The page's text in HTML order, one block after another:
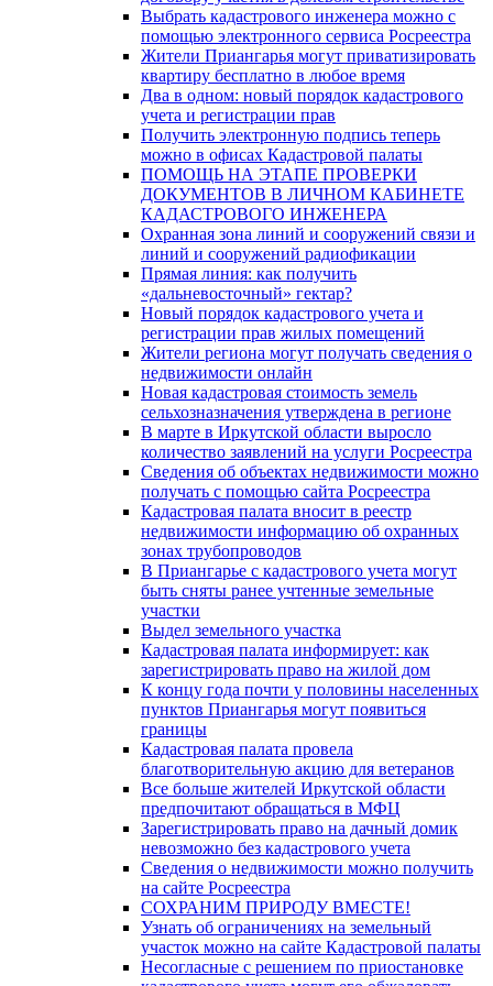
Выбрать кадастрового инженера можно с
помощью электронного сервиса Росреестра
Жители Приангарья могут приватизировать
квартиру бесплатно в любое время
Два в одном: новый порядок кадастрового
учета и регистрации прав
Получить электронную подпись теперь
можно в офисах Кадастровой палаты
ПОМОЩЬ НА ЭТАПЕ ПРОВЕРКИ
ДОКУМЕНТОВ В ЛИЧНОМ КАБИНЕТЕ
КАДАСТРОВОГО ИНЖЕНЕРА
Охранная зона линий и сооружений связи и
линий и сооружений радиофикации
Прямая линия: как получить
«дальневосточный» гектар?
Новый порядок кадастрового учета и
регистрации прав жилых помещений
Жители региона могут получать сведения о
недвижимости онлайн
Новая кадастровая стоимость земель
сельхозназначения утверждена в регионе
В марте в Иркутской области выросло
количество заявлений на услуги Росреестра
Сведения об объектах недвижимости можно
получать с помощью сайта Росреестра
Кадастровая палата вносит в реестр
недвижимости информацию об охранных
зонах трубопроводов
В Приангарье с кадастрового учета могут
быть сняты ранее учтенные земельные
участки
Выдел земельного участка
Кадастровая палата информирует: как
зарегистрировать право на жилой дом
К концу года почти у половины населенных
пунктов Приангарья могут появиться
границы
Кадастровая палата провела
благотворительную акцию для ветеранов
Все больше жителей Иркутской области
предпочитают обращаться в МФЦ
Зарегистрировать право на дачный домик
невозможно без кадастрового учета
Сведения о недвижимости можно получить
на сайте Росреестра
СОХРАНИМ ПРИРОДУ ВМЕСТЕ!
Узнать об ограничениях на земельный
участок можно на сайте Кадастровой палаты
Несогласные с решением по приостановке